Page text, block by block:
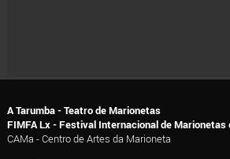
A Tarumba - Teatro de Marionetas
FIMFA Lx - Festival Internacional de Marionetas
CAMa - Centro de Artes da Marioneta